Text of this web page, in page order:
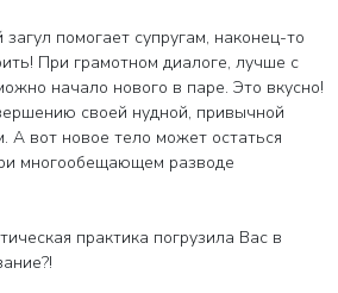
помогает супругам, наконец-то
При грамотном диалоге, лучше с
начало нового в паре. Это вкусно!
своей нудной, привычной
А вот новое тело может остаться
многообещающем разводе
практика погрузила Вас в